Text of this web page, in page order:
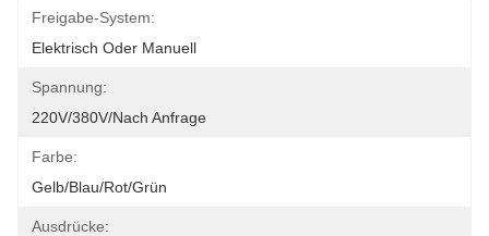
Freigabe-System:
Elektrisch Oder Manuell
Spannung:
220V/380V/nach Anfrage
Farbe:
Gelb/Blau/Rot/Grün
Ausdrücke: